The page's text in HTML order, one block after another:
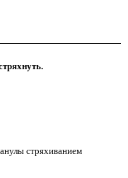
стряхиванием